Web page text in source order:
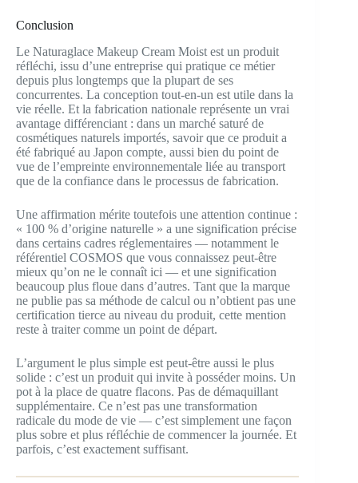
Conclusion
Le Naturaglace Makeup Cream Moist est un produit
réfléchi, issu d’une entreprise qui pratique ce métier
depuis plus longtemps que la plupart de ses
concurrentes. La conception tout-en-un est utile dans la
vie réelle. Et la fabrication nationale représente un vrai
avantage différenciant : dans un marché saturé de
cosmétiques naturels importés, savoir que ce produit a
été fabriqué au Japon compte, aussi bien du point de
vue de l’empreinte environnementale liée au transport
que de la confiance dans le processus de fabrication.
Une affirmation mérite toutefois une attention continue :
« 100 % d’origine naturelle » a une signification précise
dans certains cadres réglementaires — notamment le
référentiel COSMOS que vous connaissez peut-être
mieux qu’on ne le connaît ici — et une signification
beaucoup plus floue dans d’autres. Tant que la marque
ne publie pas sa méthode de calcul ou n’obtient pas une
certification tierce au niveau du produit, cette mention
reste à traiter comme un point de départ.
L’argument le plus simple est peut-être aussi le plus
solide : c’est un produit qui invite à posséder moins. Un
pot à la place de quatre flacons. Pas de démaquillant
supplémentaire. Ce n’est pas une transformation
radicale du mode de vie — c’est simplement une façon
plus sobre et plus réfléchie de commencer la journée. Et
parfois, c’est exactement suffisant.